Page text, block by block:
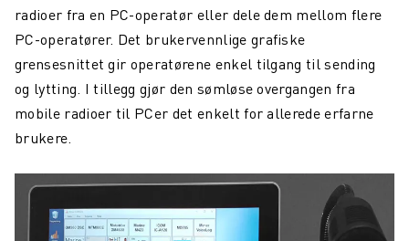
radioer fra en PC-operatør eller dele dem mellom flere
PC-operatører. Det brukervennlige grafiske
grensesnittet gir operatørene enkel tilgang til sending
og lytting. I tillegg gjør den sømløse overgangen fra
mobile radioer til PCer det enkelt for allerede erfarne
brukere.